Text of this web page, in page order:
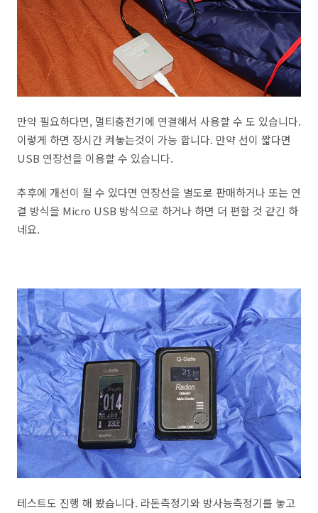
만약 필요하다면, 멀티충전기에 연결해서 사용할 수 도 있습니다.
이렇게 하면 장시간 켜놓는것이 가능 합니다. 만약 선이 짧다면
USB 연장선을 이용할 수 있습니다.
추후에 개선이 될 수 있다면 연장선을 별도로 판매하거나 또는 연
결 방식을 Micro USB 방식으로 하거나 하면 더 편할 것 같긴 하
네요.
테스트도 진행 해 봤습니다. 라돈측정기와 방사능측정기를 놓고